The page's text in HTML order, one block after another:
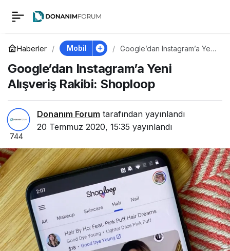
Haberler Mobil
Google’dan Instagram’a Yeni
Google’dan Instagram’a Yeni
Alışveriş Rakibi: Shoploop
Donanım Forum tarafından yayınlandı
20 Temmuz 2020, 15:35 yayınlandı
744
Google’dan
Instagram’a Yeni
Alışveriş Rakibi:
Shoploop